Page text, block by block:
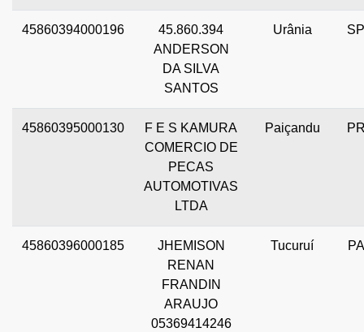
45860394000196
45.860.394
ANDERSON
DA SILVA
SANTOS
Urânia SP
45860395000130
F E S KAMURA
COMERCIO DE
PECAS
AUTOMOTIVAS
LTDA
Paiçandu
45860396000185
JHEMISON
RENAN
FRANDIN
ARAUJO
05369414246
Tucuruí PA